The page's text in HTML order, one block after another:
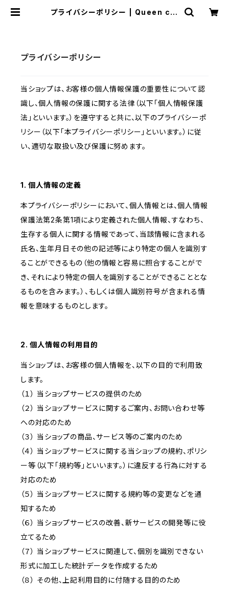
プライバシーポリシー | Queen cle
プライバシーポリシー
当ショップは、お客様の個人情報保護の重要性について認
識し、個人情報の保護に関する法律（以下「個人情報保護
法」といいます。）を遵守すると共に、以下のプライバシーポ
リシー（以下「本プライバシーポリシー」といいます。）に従
い、適切な取扱い及び保護に努めます。
1. 個人情報の定義
本プライバシーポリシーにおいて、個人情報とは、個人情報
保護法第2条第1項により定義された個人情報、すなわち、
生存する個人に関する情報であって、当該情報に含まれる
氏名、生年月日その他の記述等により特定の個人を識別す
ることができるもの（他の情報と容易に照合することがで
き、それにより特定の個人を識別することができることとな
るものを含みます。）、もしくは個人識別符号が含まれる情
報を意味するものとします。
2. 個人情報の利用目的
当ショップは、お客様の個人情報を、以下の目的で利用致
します。
（１） 当ショップサービスの提供のため
（２） 当ショップサービスに関するご案内、お問い合わせ等
への対応のため
（３） 当ショップの商品、サービス等のご案内のため
（４） 当ショップサービスに関する当ショップの規約、ポリシ
ー等（以下「規約等」といいます。）に違反する行為に対する
対応のため
（５） 当ショップサービスに関する規約等の変更などを通
知するため
（６） 当ショップサービスの改善、新サービスの開発等に役
立てるため
（７） 当ショップサービスに関連して、個別を識別できない
形式に加工した統計データを作成するため
（８） その他、上記利用目的に付随する目的のため